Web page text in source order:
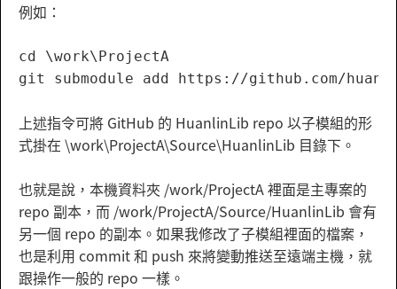
例如：
cd \work\ProjectA
上述指令可將 GitHub 的 HuanlinLib repo 以子模組的形
式掛在 \work\ProjectA\Source\HuanlinLib 目錄下。
也就是說，本機資料夾 /work/ProjectA 裡面是主專案的
repo 副本，而 /work/ProjectA/Source/HuanlinLib 會有
另一個 repo 的副本。如果我修改了子模組裡面的檔案，
也是利用 commit 和 push 來將變動推送至遠端主機，就
跟操作一般的 repo 一樣。